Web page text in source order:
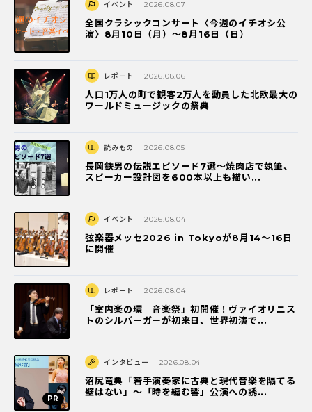
イベント 2026.08.07
全国クラシックコンサート〈今週のイチオシ公
演〉8月10日（月）～8月16日（日）
レポート 2026.08.06
人口1万人の町で観客2万人を動員した北欧最大の
ワールドミュージックの祭典
読みもの 2026.08.05
長岡鉄男の伝説エピソード7選〜焼肉店で執筆、
スピーカー設計図を600本以上も描い...
イベント 2026.08.04
弦楽器メッセ2026 in Tokyoが8月14～16日
に開催
レポート 2026.08.04
「室内楽の環 音楽祭」初開催！ヴァイオリニス
トのシルバーガーが初来日、世界初演で...
インタビュー 2026.08.04
沼尻竜典「若手演奏家に古典と現代音楽を隔てる
壁はない」～「時を編む響」公演への誘...